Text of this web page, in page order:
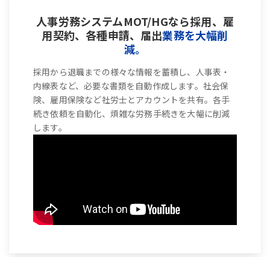
人事労務システムMOT/HGなら採用、雇
用契約、各種申請、届出業務を大幅削
減。
採用から退職までの様々な情報を蓄積し、人事表・
内線表など、必要な書類を自動作成します。社会保
険、雇用保険など社労士とアカウントを共有。各手
続き依頼を自動化、煩雑な労務手続きを大幅に削減
します。